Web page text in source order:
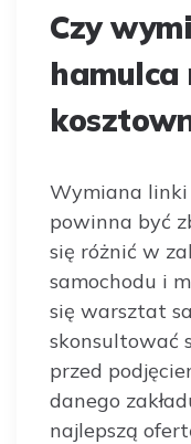
Czy
hamulca
Wymiana linki
powinna być
się różnić w
samochodu i
się warsztat
skonsultować
przed
danego
najlepszą